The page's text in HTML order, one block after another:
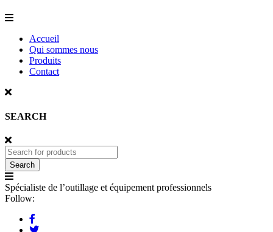
Accueil
Qui sommes nous
Produits
Contact
SEARCH
Spécialiste de l’outillage et équipement professionnels
Follow: